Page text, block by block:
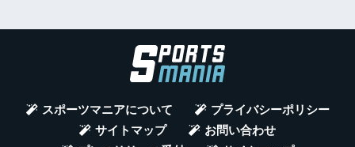
スポーツマニアについて
プライバシーポリシー
サイトマップ
お問い合わせ